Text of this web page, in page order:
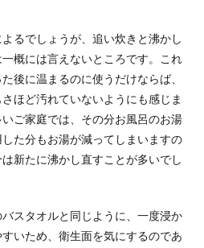
るでしょうが、追い炊きと沸かし
概には言えないところです。これ
後に温まるのに使うだけならば、
ほど汚れていないようにも感じま
ご家庭では、その分お風呂のお湯
た分もお湯が減ってしまいますの
新たに沸かし直すことが多いでし
スタオルと同じように、一度浸か
いため、衛生面を気にするのであ